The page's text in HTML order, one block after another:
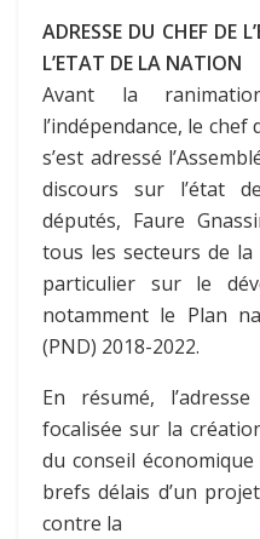
ADRESSE DU CHEF DE
L’ETAT DE LA NATION
Avant la
l’indépendance, le chef
s’est adressé
discours sur l’état
députés, Faure
tous les secteurs de
particulier sur le
notamment le Plan
(PND) 2018-2022.
En résumé,
focalisée sur la
du conseil
brefs délais d’un
contre la